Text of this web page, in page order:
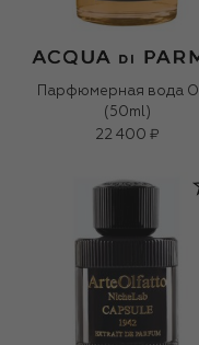
Парфюмерная вода
(50ml)
22 400 ₽